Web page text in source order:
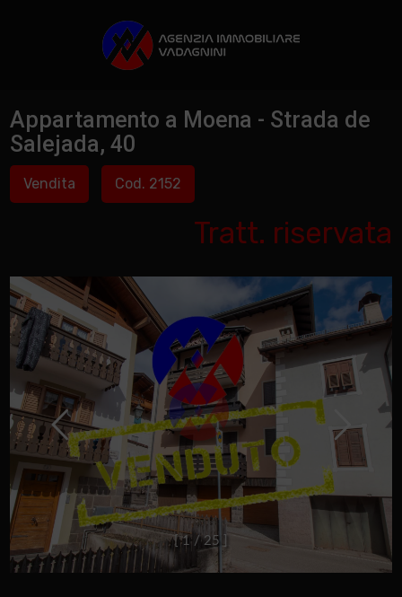
Appartamento a Moena - Strada de
Salejada, 40
Vendita Cod. 2152
Tratt. riservata
[ 1 / 25